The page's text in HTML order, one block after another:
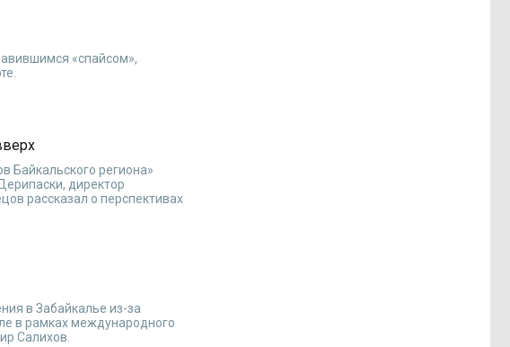
«спайсом»,
Байкальского региона»
директор
рассказал о перспективах
в Забайкалье из-за
в рамках международного
Салихов.